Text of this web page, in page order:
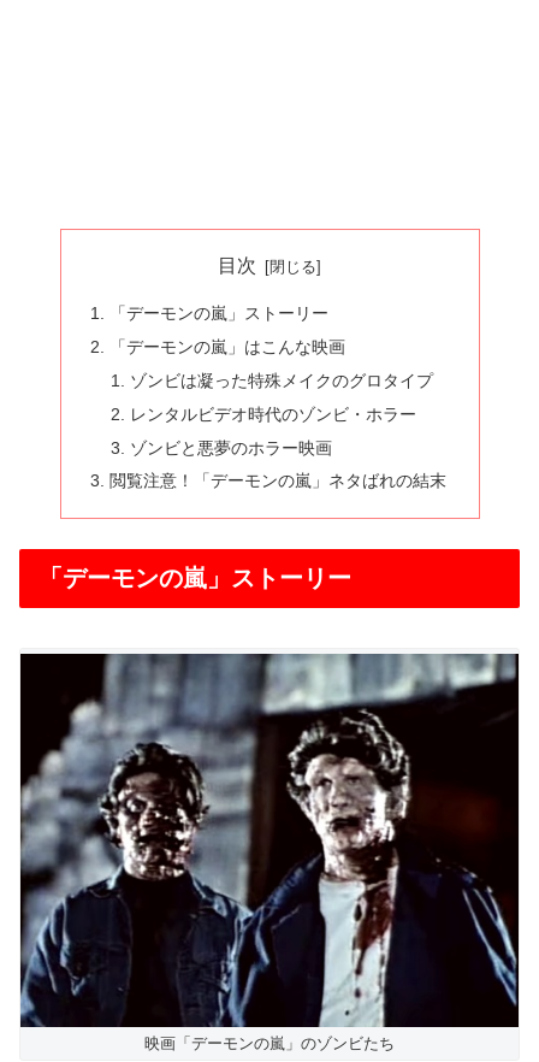
目次
「デーモンの嵐」ストーリー
「デーモンの嵐」はこんな映画
ゾンビは凝った特殊メイクのグロタイプ
レンタルビデオ時代のゾンビ・ホラー
ゾンビと悪夢のホラー映画
閲覧注意！「デーモンの嵐」ネタばれの結末
「デーモンの嵐」ストーリー
映画「デーモンの嵐」のゾンビたち